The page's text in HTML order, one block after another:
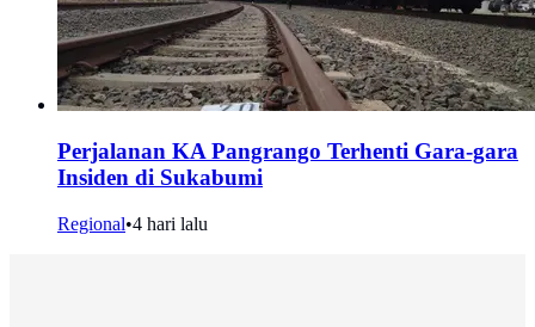
Perjalanan KA Pangrango Terhenti Gara-gara
Insiden di Sukabumi
Regional•4 hari lalu